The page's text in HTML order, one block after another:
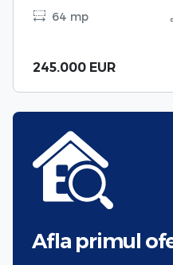
64 mp
245.000 EUR
Afla primul